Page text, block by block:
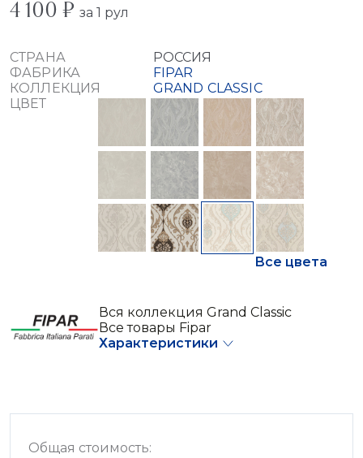
4 100 ₽ за 1 рул
СТРАНА
РОССИЯ
ФАБРИКА
FIPAR
КОЛЛЕКЦИЯ
GRAND CLASSIC
ЦВЕТ
Все цвета
Вся коллекция Grand Classic
Все товары Fipar
Характеристики
Общая стоимость: